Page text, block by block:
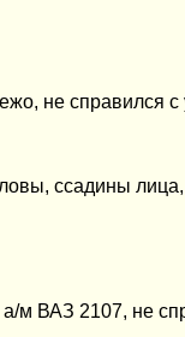
не
ссадины лица,
а/м ВАЗ 2107, не